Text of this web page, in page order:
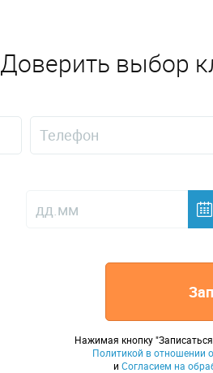
Доверить выбор
Нажимая кнопку
Политикой в отношении
и Согласием на